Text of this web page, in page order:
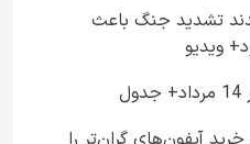
تشدید جنگ باعث
ویدیو